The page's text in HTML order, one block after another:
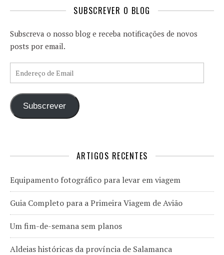
SUBSCREVER O BLOG
Subscreva o nosso blog e receba notificações de novos
posts por email.
Endereço de Email
Subscrever
ARTIGOS RECENTES
Equipamento fotográfico para levar em viagem
Guia Completo para a Primeira Viagem de Avião
Um fim-de-semana sem planos
Aldeias históricas da província de Salamanca